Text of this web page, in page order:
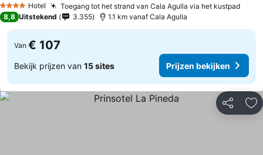
4 SterrenHotel Toegang tot het strand van Cala Agulla via het kustpad
8,8 Uitstekend 3.355 1.1 km vanaf Cala Agulla
Van € 107
Bekijk prijzen van 15 sites Prijzen bekijken
Delen